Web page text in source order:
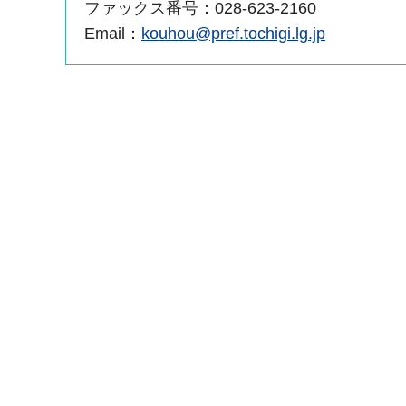
ファックス番号：028-623-2160
Email： kouhou@pref.tochigi.lg.jp